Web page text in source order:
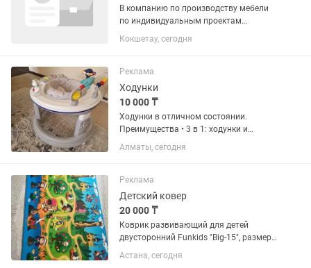
В компанию по производству мебели
по индивидуальным проектам
требуется менеджер-дизайнер.
Обязанности: Консультирование и
салоне и по телефону Расчет
стоимости...
Кокшетау, сегодня
Реклама
Ходунки
10 000 ₸
Ходунки в отличном состоянии.
Преимущества • 3 в 1: ходунки и
развивающий игровой центр • яркая
игровая панель с игрушками • мягкое и
основание для безопасности •...
Алматы, сегодня
Реклама
Детский ковер
20 000 ₸
Коврик развивающий для детей
двусторонний Funkids "Big-15", размер
230х140 см, толщина 15 мм (мягкий
пол для детской комнаты)
Астана, сегодня